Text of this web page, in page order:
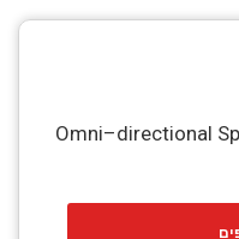
Omni–directional